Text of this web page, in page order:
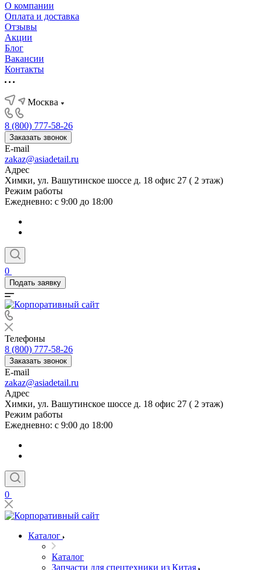
О компании
Оплата и доставка
Отзывы
Акции
Блог
Вакансии
Контакты
Москва
8 (800) 777-58-26
Заказать звонок
E-mail
zakaz@asiadetail.ru
Адрес
Химки, ул. Вашутинское шоссе д. 18 офис 27 ( 2 этаж)
Режим работы
Ежедневно: с 9:00 до 18:00
0
Подать заявку
Телефоны
8 (800) 777-58-26
Заказать звонок
E-mail
zakaz@asiadetail.ru
Адрес
Химки, ул. Вашутинское шоссе д. 18 офис 27 ( 2 этаж)
Режим работы
Ежедневно: с 9:00 до 18:00
0
Каталог
Каталог
Запчасти для спецтехники из Китая